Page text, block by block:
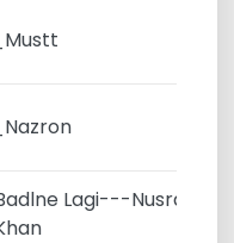
Lagi---Nusrat-